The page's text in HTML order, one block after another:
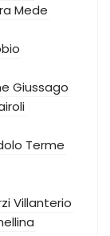
Mede
Giussago
Terme
Villanterio